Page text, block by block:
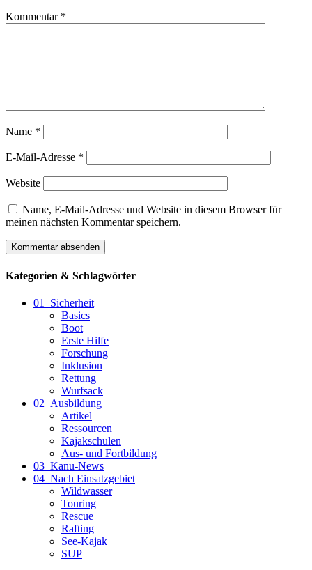
Kommentar *
Name *
E-Mail-Adresse *
Website
Name, E-Mail-Adresse und Website in diesem Browser für
meinen nächsten Kommentar speichern.
Kategorien & Schlagwörter
01_Sicherheit
Basics
Boot
Erste Hilfe
Forschung
Inklusion
Rettung
Wurfsack
02_Ausbildung
Artikel
Ressourcen
Kajakschulen
Aus- und Fortbildung
03_Kanu-News
04_Nach Einsatzgebiet
Wildwasser
Touring
Rescue
Rafting
See-Kajak
SUP